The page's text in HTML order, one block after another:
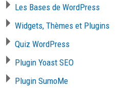
Les Bases de WordPress
Widgets, Thèmes et Plugins
Quiz WordPress
Plugin Yoast SEO
Plugin SumoMe